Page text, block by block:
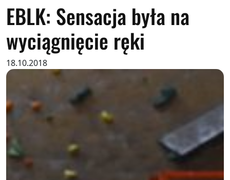
EBLK: Sensacja była na
wyciągnięcie ręki
18.10.2018